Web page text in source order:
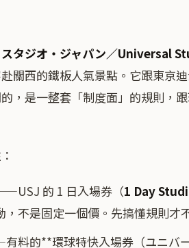
タジオ・ジャパン／Universal
赴關西的鐵板人氣景點。它跟東京
是一整套「制度面」的規則，
的 1 日入場券（1 Day
，不是固定一個價。先搞懂規則才
料的**環球特快入場券（ユニバ